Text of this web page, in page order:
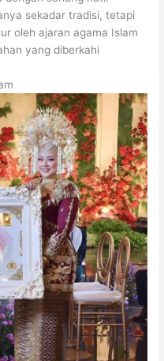
sekadar tradisi, tetapi
oleh ajaran agama Islam
yang diberkahi